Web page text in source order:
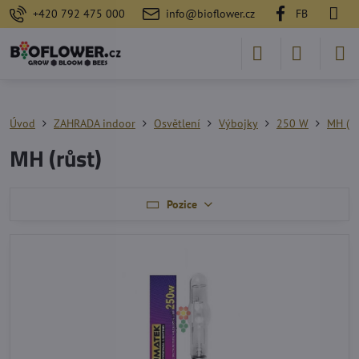
+420 792 475 000 info@bioflower.cz FB
Úvod ZAHRADA indoor Osvětlení Výbojky 250 W MH
MH (růst)
Pozice